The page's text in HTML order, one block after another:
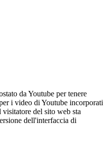
da Youtube per tenere
i video di Youtube incorporati
del sito web sta
dell'interfaccia di